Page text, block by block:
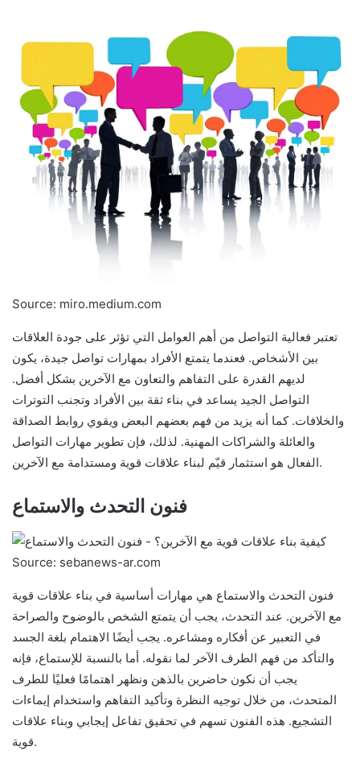
Source: miro.medium.com
تعتبر فعالية التواصل من أهم العوامل التي تؤثر على جودة العلاقات
بين الأشخاص. فعندما يتمتع الأفراد بمهارات تواصل جيدة، يكون
لديهم القدرة على التفاهم والتعاون مع الآخرين بشكل أفضل.
التواصل الجيد يساعد في بناء ثقة بين الأفراد وتجنب التوترات
والخلافات. كما أنه يزيد من فهم بعضهم البعض ويقوي روابط الصداقة
والعائلة والشراكات المهنية. لذلك، فإن تطوير مهارات التواصل
الفعال هو استثمار قيّم لبناء علاقات قوية ومستدامة مع الآخرين.
فنون التحدث والاستماع
Source: sebanews-ar.com
فنون التحدث والاستماع هي مهارات أساسية في بناء علاقات قوية
مع الآخرين. عند التحدث، يجب أن يتمتع الشخص بالوضوح والصراحة
في التعبير عن أفكاره ومشاعره. يجب أيضًا الاهتمام بلغة الجسد
والتأكد من فهم الطرف الآخر لما نقوله. أما بالنسبة للإستماع، فإنه
يجب أن نكون حاضرين بالذهن ونظهر اهتمامًا فعليًا للطرف
المتحدث، من خلال توجيه النظرة وتأكيد التفاهم واستخدام إيماءات
التشجيع. هذه الفنون تسهم في تحقيق تفاعل إيجابي وبناء علاقات
قوية.